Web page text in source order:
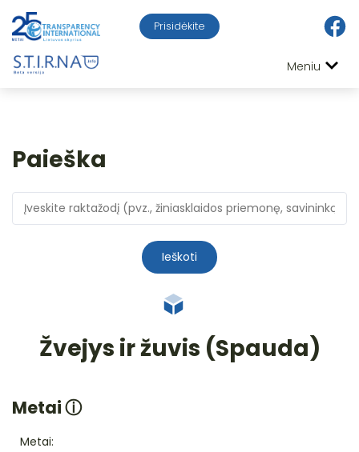
Prisidėkite
Meniu
Paieška
Ieškoti
Žvejys ir žuvis (Spauda)
Metaiⓘ
Metai: